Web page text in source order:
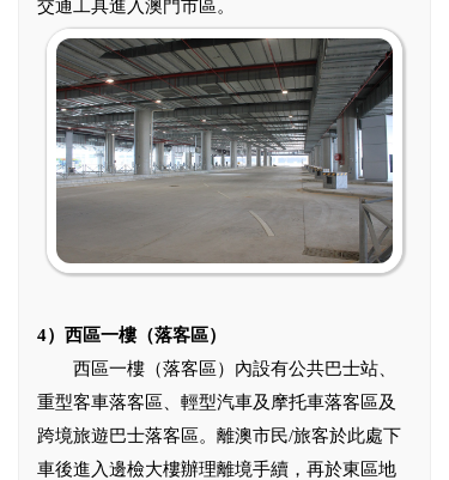
交通工具進入澳門市區。
4）西區一樓（落客區）
西區一樓（落客區）內設有公共巴士站、
重型客車落客區、輕型汽車及摩托車落客區及
跨境旅遊巴士落客區。離澳市民/旅客於此處下
車後進入邊檢大樓辦理離境手續，再於東區地